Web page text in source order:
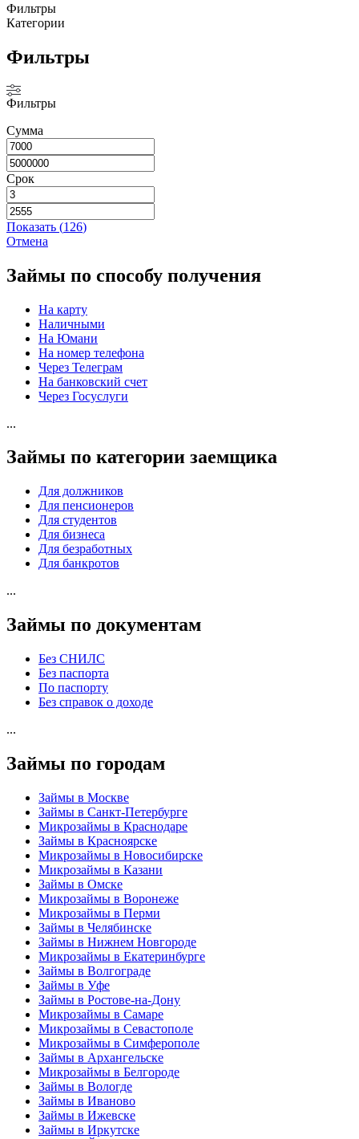
Фильтры
Категории
Фильтры
Фильтры
Сумма
Срок
Показать (126)
Отмена
Займы по способу получения
На карту
Наличными
На Юмани
На номер телефона
Через Телеграм
На банковский счет
Через Госуслуги
...
Займы по категории заемщика
Для должников
Для пенсионеров
Для студентов
Для бизнеса
Для безработных
Для банкротов
...
Займы по документам
Без СНИЛС
Без паспорта
По паспорту
Без справок о доходе
...
Займы по городам
Займы в Москве
Займы в Санкт-Петербурге
Микрозаймы в Краснодаре
Займы в Красноярске
Микрозаймы в Новосибирске
Микрозаймы в Казани
Займы в Омске
Микрозаймы в Воронеже
Микрозаймы в Перми
Займы в Челябинске
Займы в Нижнем Новгороде
Микрозаймы в Екатеринбурге
Займы в Волгограде
Займы в Уфе
Займы в Ростове-на-Дону
Микрозаймы в Самаре
Микрозаймы в Севастополе
Микрозаймы в Симферополе
Займы в Архангельске
Микрозаймы в Белгороде
Займы в Вологде
Займы в Иваново
Займы в Ижевске
Займы в Иркутске